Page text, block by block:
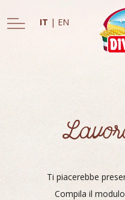
IT | EN
Ti piacerebbe
Compila il